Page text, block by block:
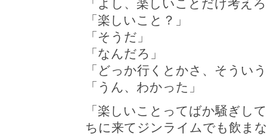
「よし、楽しいことだけ考え
「楽しいこと？」
「そうだ」
「なんだろ」
「どっか行くとかさ、そうい
「うん、わかった」
「楽しいことってばか騒ぎし
ちに来てジンライムでも飲ま